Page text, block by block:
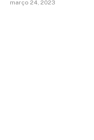
março 24, 2023